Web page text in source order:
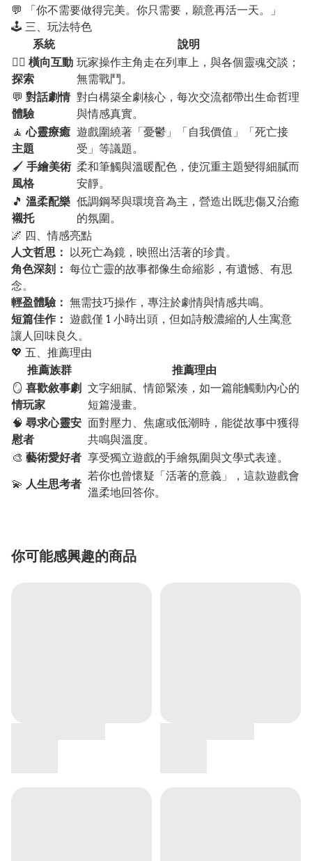
💬 「你不需要做得完美。你只需要，願意再活一天。」
🕹️ 三、玩法特色
系統
說明
🚶‍♀️ 橫向互動
探索
玩家操作主角走在列車上，與各個靈魂交談；
無需戰鬥。
💬 對話劇情
體驗
對白構築全劇核心，每次交流都帶出生命哲理
與情感真實。
🧘心靈療癒
主題
遊戲圍繞著「憂鬱」「自我價值」「死亡接
受」等議題。
🖌️ 手繪美術
風格
柔和筆觸與溫暖配色，使沉重主題變得細膩而
安靜。
🎵 溫柔配樂
襯托
低調鋼琴與環境音為主，營造出既悲傷又治癒
的氛圍。
🌌 四、情感亮點
人文哲思： 以死亡為鏡，映照出活著的珍貴。
角色深刻： 每位亡靈的故事都像生命縮影，有遺憾、有思
念。
輕盈體驗： 無需技巧操作，專注於劇情與情感共鳴。
短篇佳作： 遊戲僅 1 小時出頭，但如詩般濃縮的人生寓意
讓人回味良久。
💖 五、推薦理由
推薦族群
推薦理由
🪞 喜歡敘事劇
情玩家
文字細膩、情節緊湊，如一篇能觸動內心的
短篇漫畫。
🧠 尋求心靈安
慰者
面對壓力、焦慮或低潮時，能從故事中獲得
共鳴與溫度。
🎨 藝術愛好者 享受獨立遊戲的手繪氛圍與文學式表達。
💫 人生思考者
若你也曾懷疑「活著的意義」，這款遊戲會
溫柔地回答你。
你可能感興趣的商品